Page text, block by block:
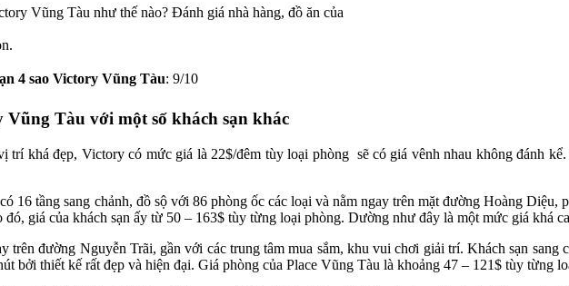
4 sao Victory Vũng Tàu: 9/10
Vũng Tàu với một số khách sạn khác
trí khá đẹp, Victory có mức giá là 22$/đêm tùy loại phòng sẽ có giá vênh nhau không đánh
16 tầng sang chảnh, đồ sộ với 86 phòng ốc các loại và nằm ngay trên mặt đường Hoàng
giá của khách sạn ấy từ 50 – 163$ tùy từng loại phòng. Dường như đây là một mức giá khá
trên đường Nguyễn Trãi, gần với các trung tâm mua sắm, khu vui chơi giải trí. Khách sạn
bởi thiết kế rất đẹp và hiện đại. Giá phòng của Place Vũng Tàu là khoảng 47 – 121$ tùy từng